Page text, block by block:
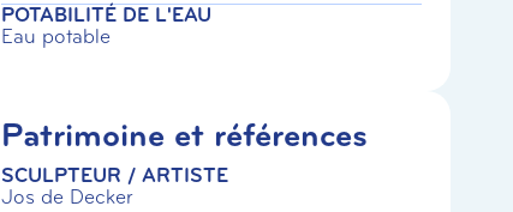
POTABILITÉ DE L'EAU
Eau potable
Patrimoine et références
SCULPTEUR / ARTISTE
Jos de Decker